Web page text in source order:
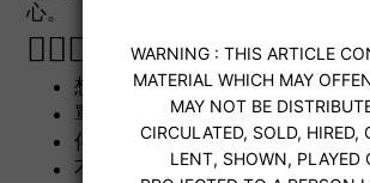
心。
👩‍❤️‍👩 適用對象
想體驗冰火跳動酥麻快感的女性
單身女性自我探索，追求高潮體
伴侶情趣加溫，前戲高潮升級
不喜歡機械震動器的使用者